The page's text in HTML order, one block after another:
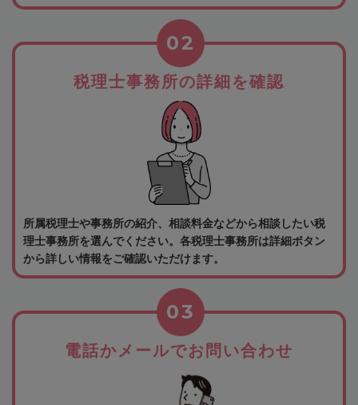
税理士事務所の詳細を確認
02
所属税理士や事務所の紹介、相談料金などから相談したい税
理士事務所を選んでください。各税理士事務所は詳細ボタン
から詳しい情報をご確認いただけます。
電話かメールでお問い合わせ
03